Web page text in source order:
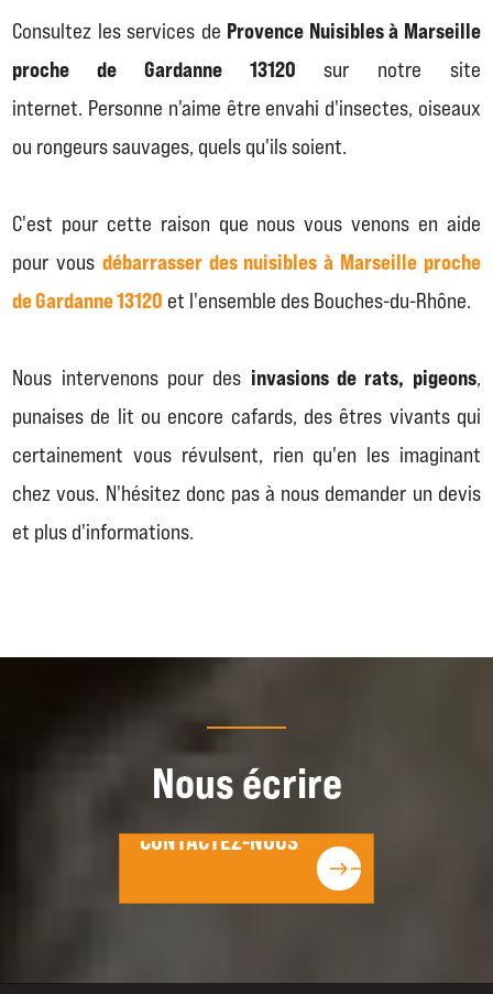
Consultez les services de Provence Nuisibles à Marseille
proche de Gardanne 13120 sur notre site
internet. Personne n'aime être envahi d'insectes, oiseaux
ou rongeurs sauvages, quels qu'ils soient.
C'est pour cette raison que nous vous venons en aide
pour vous débarrasser des nuisibles à Marseille proche
de Gardanne 13120 et l'ensemble des Bouches-du-Rhône.
Nous intervenons pour des invasions de rats, pigeons,
punaises de lit ou encore cafards, des êtres vivants qui
certainement vous révulsent, rien qu'en les imaginant
chez vous. N'hésitez donc pas à nous demander un devis
et plus d'informations.
Nous écrire
CONTACTEZ-NOUS
CONTACTEZ-NOUS
easteast